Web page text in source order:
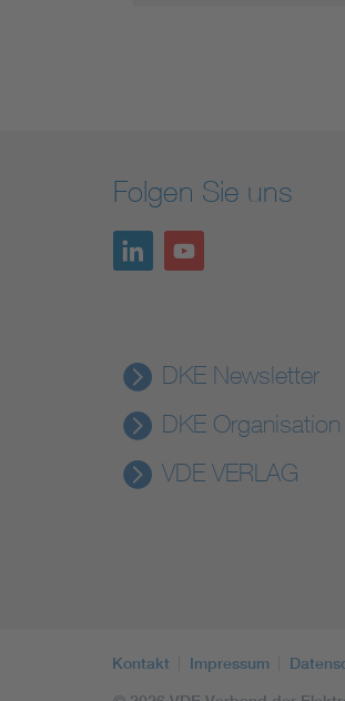
Folgen Sie uns
DKE Newsletter
DKE Organisation
VDE VERLAG
Kontakt Impressum